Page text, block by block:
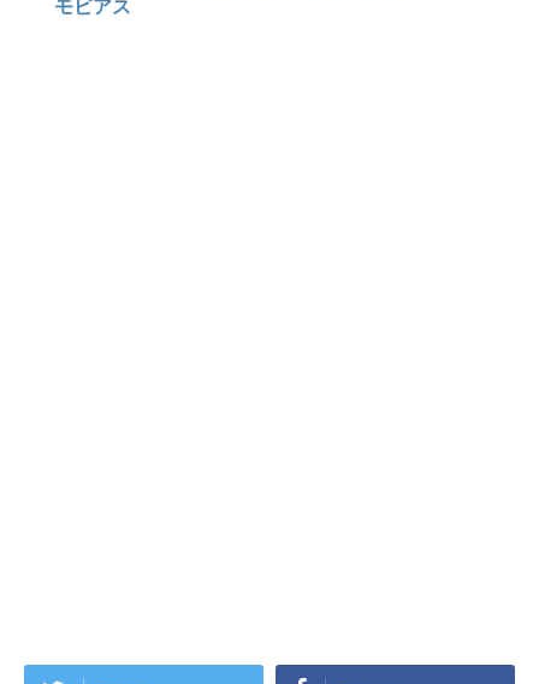
モビアス